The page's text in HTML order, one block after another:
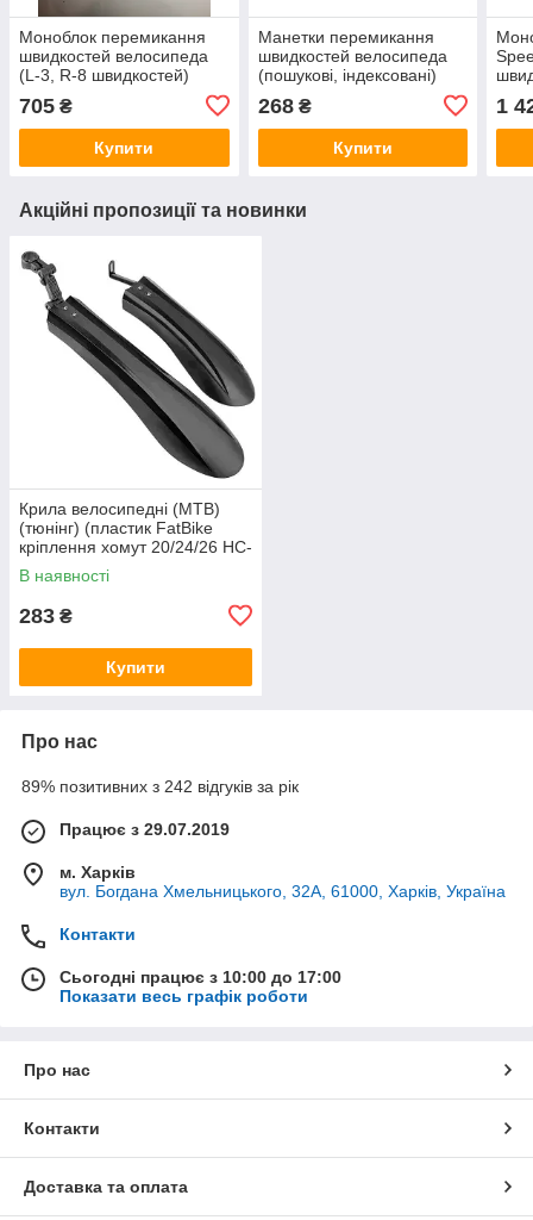
Моноблок перемикання
швидкостей велосипеда
(L-3, R-8 швидкостей)
705 ₴
Купити
Манетки перемикання
швидкостей велосипеда
(пошукові, індексовані)
268₴
Купити
1
Акційні пропозиції та новинки
Крила велосипедні (MTB)
(тюнінг) (пластик FatBike
кріплення хомут 20/24/26 HC-
XDC-S) Shunfeng BBC
В наявності
283 ₴
Купити
Про нас
89% позитивних з 242 відгуків за рік
Працює з 29.07.2019
м. Харків
вул. Богдана Хмельницького, 32А, 61000, Харків, Україна
Контакти
Сьогодні працює з 10:00 до 17:00
Показати весь графік роботи
Про нас
Контакти
Доставка та оплата